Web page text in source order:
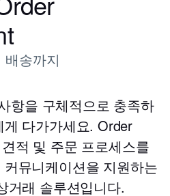
송까지
항을 구체적으로 충족하
다가가세요. Order
적 및 주문 프로세스를
뮤니케이션을 지원하는
거래 솔루션입니다.